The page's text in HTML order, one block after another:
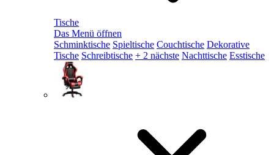
Tische
Das Menü öffnen
Schminktische Spieltische Couchtische Dekorative
Tische Schreibtische + 2 nächste Nachttische Esstische